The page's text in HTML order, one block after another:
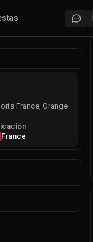
France, Orange
France